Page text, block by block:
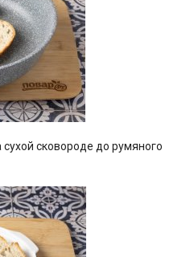
сковороде до румяного